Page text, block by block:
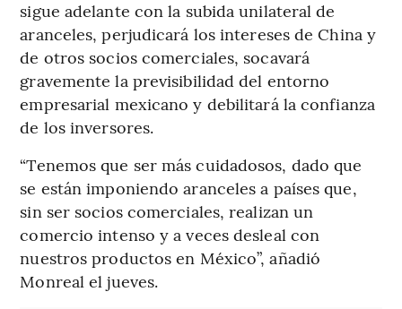
sigue adelante con la subida unilateral de
aranceles, perjudicará los intereses de China y
de otros socios comerciales, socavará
gravemente la previsibilidad del entorno
empresarial mexicano y debilitará la confianza
de los inversores.
“Tenemos que ser más cuidadosos, dado que
se están imponiendo aranceles a países que,
sin ser socios comerciales, realizan un
comercio intenso y a veces desleal con
nuestros productos en México”, añadió
Monreal el jueves.